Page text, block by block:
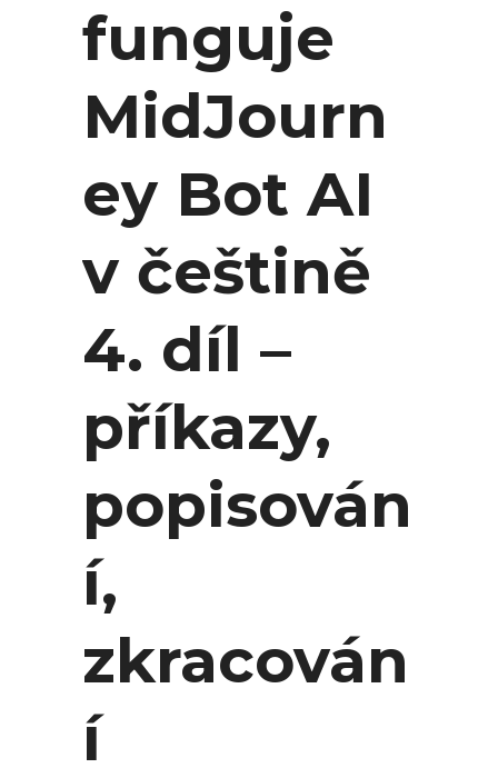
funguje
MidJourn
ey Bot AI
v češtině
4. díl –
příkazy,
popisován
í,
zkracován
í